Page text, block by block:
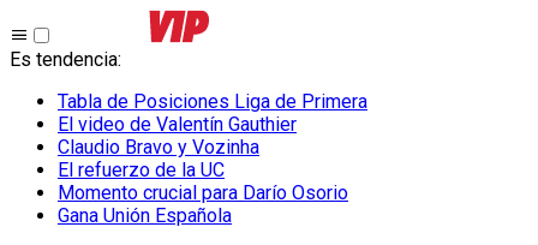
Es tendencia:
Tabla de Posiciones Liga de Primera
El video de Valentín Gauthier
Claudio Bravo y Vozinha
El refuerzo de la UC
Momento crucial para Darío Osorio
Gana Unión Española